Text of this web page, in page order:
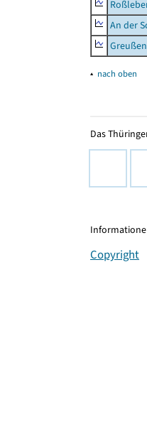
An der
▴ nach oben
Das
Copyright